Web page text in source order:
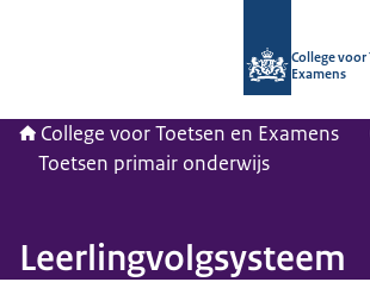
College voor
Examens
College voor Toetsen en Examens
Toetsen primair onderwijs
Leerlingvolgsysteem